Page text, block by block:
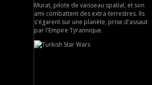
Murat, pilote de vaisseau spatial, et son
ami combattent des extra-terrestres. Ils
s'égarent sur une planète, prise d'assaut
par l'Empire Tyrannique.